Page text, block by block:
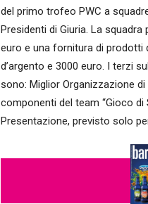
del primo trofeo PWC a
Presidenti di Giuria. La
euro e una fornitura di prodotti
d’argento e 3000 euro. I terzi
sono: Miglior Organizzazione
componenti del team “Gioco di
Presentazione, previsto solo